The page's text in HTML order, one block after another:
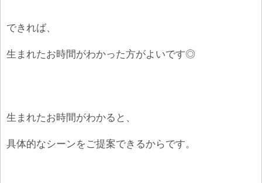
できれば、
生まれたお時間がわかった方がよいです◎
生まれたお時間がわかると、
具体的なシーンをご提案できるからです。